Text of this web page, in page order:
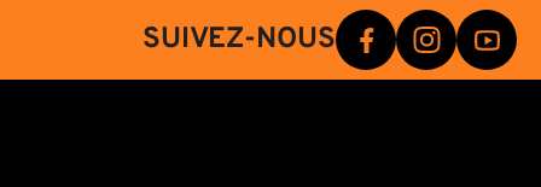
SUIVEZ-NOUS